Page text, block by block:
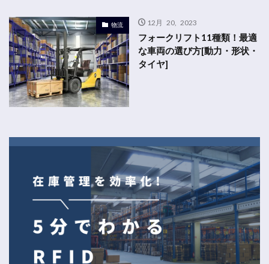
物流 12月 20, 2023
フォークリフト11種類！最適
な車両の選び方[動力・形状・
タイヤ]